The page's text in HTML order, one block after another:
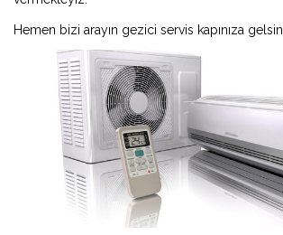
Hemen bizi arayın gezici servis kapınıza gelsin.